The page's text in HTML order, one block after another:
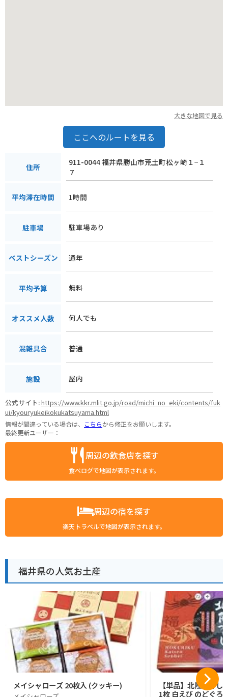
大きな地図で見る
ここへのルートを見る
住所
911-0044 福井県勝山市荒土町松ヶ崎１−１
７
平均滞在時間 1時間
駐車場 駐車場あり
ベストシーズン 通年
平均予算 無料
オススメ人数 何人でも
混雑具合 普通
施設 屋内
公式サイト:https://www.kkr.mlit.go.jp/road/michi_no_eki/contents/fuk
ui/kyouryukeikokukatsuyama.html
情報が間違っている場合は、 こちらから修正をお願いします。
最終更新ユーザー：
周辺の飲食店を探す
食べログで地図が表示されます。
周辺の宿を探す
楽天トラベルで地図が表示されます。
福井県の人気お土産
メイシャローズ 20枚入 (クッキー)
【単品】北陸づくし
1枚 白えび のどぐろ